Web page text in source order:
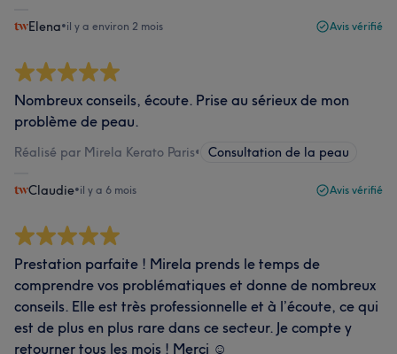
Elena•il y a environ 2 mois Avis vérifié
Nombreux conseils, écoute. Prise au sérieux de mon
problème de peau.
Réalisé par Mirela Kerato Paris• Consultation de la peau
Claudie•il y a 6 mois Avis vérifié
Prestation parfaite ! Mirela prends le temps de
comprendre vos problématiques et donne de nombreux
conseils. Elle est très professionnelle et à l’écoute, ce qui
est de plus en plus rare dans ce secteur. Je compte y
retourner tous les mois ! Merci ☺️